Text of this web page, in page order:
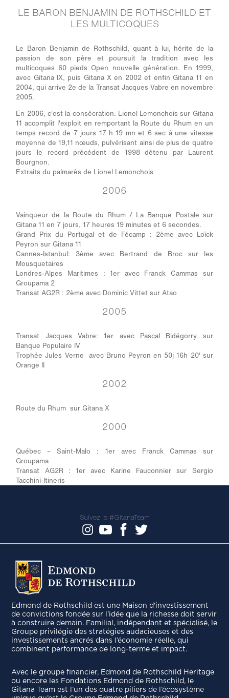
LE BARON BENJAMIN DE ROTHSCHILD ET
LES MULTICOQUES
Le Baron Benjamin de Rothschild, quant à lui, hérite de la
passion de son père et poursuit la tradition avec les
multicoques 60 pieds Open nouvelle génération. En 1999,
avec Gitana IX, puis Gitana X en 2002 et enfin Gitana 11 en
2004, qui arrive 2e de la Transat Jacques Vabre en novembre
2005.
En 2006, c'est la consécration. Lionel Lemonchois sur Gitana
11 accomplit l'exploit en remportant la Route du Rhum en un
temps record de 7 jours 17 h 19 mn et 6 sec à une vitesse
moyenne de 19,11 nœuds, pulvérisant ainsi de plus de quatre
jours le record précédent de 1998 détenu par Laurent
Bourgnon.
Extraits du palmarès de Lionel Lemonchois
2006
Vainqueur de la Route du Rhum / La Banque Postale sur
Gitana 11 en 7 jours, 17 heures 19 minutes et 6 secondes.
Grand Prix du Portugal et de Fécamp : 2ème avec Loïck
Peyron sur Gitana 11
Cannes-Istanbul: 3ème avec Bertrand de Broc sur les
Mousquetaires
Londres-Alpes Maritimes : 1er avec Franck Cammas sur
Groupama 2
Transat AG2R : 2ème avec Dominic Vittet sur Atao
2005
Transat Jacques Vabre: 1er avec Pascal Bidégorry sur
Banque Populaire IV
Trophée Jules Verne avec Bruno Peyron en 50j 16h 20' sur
Orange II
2002
Route du Rhum sur Gitana X
2000
Québec – Saint-Malo : 1er avec Franck Cammas sur
Groupama
Transat AG2R : 1er avec Karine Fauconnier sur Sergio
Tacchini-Itineris
Suivez le #GitanaTeam
Edmond de Rothschild est une Maison d'investissement
de convictions fondée sur l'idée que la richesse doit servir
à construire demain. Familial, indépendant et spécialisé, le
Groupe privilégie des stratégies audacieuses et des
investissements ancrés dans l’économie réelle, qui
combinent performance de long-terme et impact.
Avec le groupe ﬁnancier, Edmond de Rothschild Heritage
ou encore les Fondations Edmond de Rothschild, le
Gitana Team est l’un des quatre piliers de l’écosystème